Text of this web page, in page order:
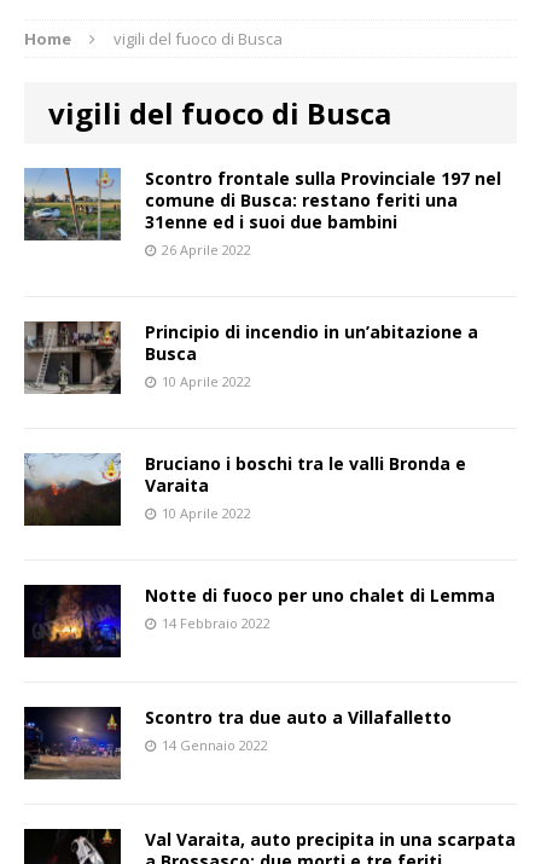
Home vigili del fuoco di Busca
vigili del fuoco di Busca
Scontro frontale sulla Provinciale 197 nel
comune di Busca: restano feriti una
31enne ed i suoi due bambini
26 Aprile 2022
Principio di incendio in un’abitazione a
Busca
10 Aprile 2022
Bruciano i boschi tra le valli Bronda e
Varaita
10 Aprile 2022
Notte di fuoco per uno chalet di Lemma
14 Febbraio 2022
Scontro tra due auto a Villafalletto
14 Gennaio 2022
Val Varaita, auto precipita in una scarpata